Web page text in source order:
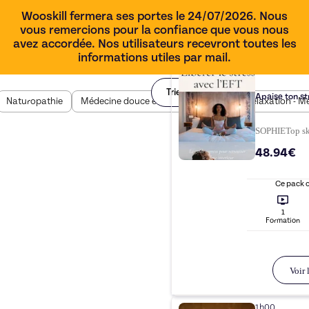
Wooskill fermera ses portes le 24/07/2026. Nous
vous remercions pour la confiance que vous nous
avez accordée. Nos utilisateurs recevront toutes les
informations utiles par mail.
Naturopathie Médecine douce et autre médecine Relaxation -
Trier par Apaise ton
SOPHIETop
48.94€
Ce pack
1
Formation
Voir